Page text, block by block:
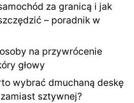
za granicą i jak
– poradnik w
na przywrócenie
głowy
wybrać dmuchaną deskę
sztywnej?